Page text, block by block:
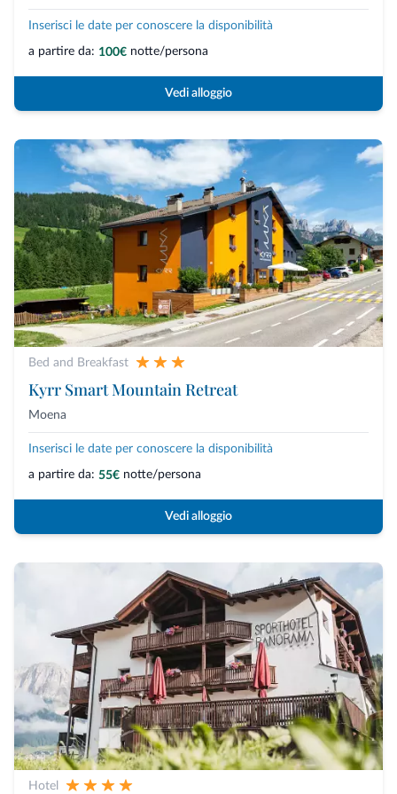
Inserisci le date per conoscere la disponibilità
a partire da: 100€ notte/persona
Vedi alloggio
Bed and Breakfast
Kyrr Smart Mountain Retreat
Moena
Inserisci le date per conoscere la disponibilità
a partire da: 55€ notte/persona
Vedi alloggio
Hotel